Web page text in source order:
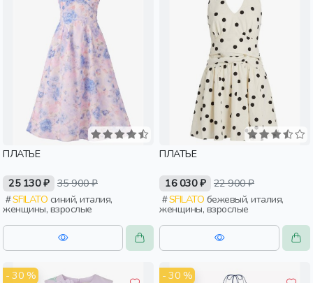
ПЛАТЬЕ
25 130 ₽ 35 900 ₽
SFILATO
женщины, взрослые
ПЛАТЬЕ
16 030 ₽ 22 900 ₽
SFILATO
женщины, взрослые
- 30 % - 30 %